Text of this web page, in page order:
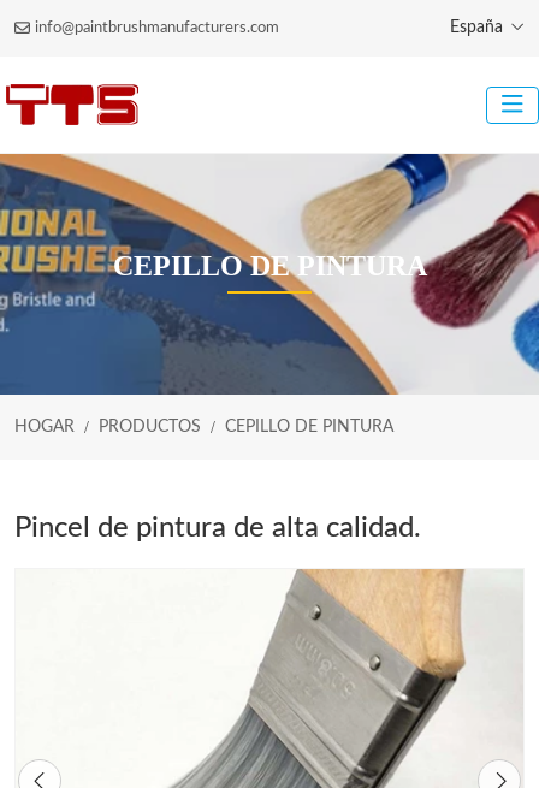
info@paintbrushmanufacturers.com España
CEPILLO DE PINTURA
HOGAR PRODUCTOS CEPILLO DE PINTURA
Pincel de pintura de alta calidad.